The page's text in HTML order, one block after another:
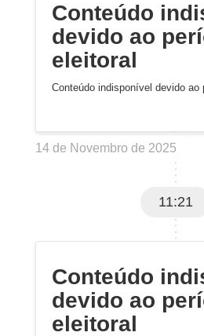
Conteúdo
devido ao
eleitoral
Conteúdo indisponível devido ao
14 de Novembro de 2025
11:21
Conteúdo
devido ao
eleitoral